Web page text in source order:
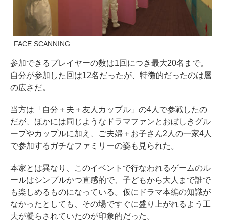
FACE SCANNING
参加できるプレイヤーの数は1回につき最大20名まで。
自分が参加した回は12名だったが、特徴的だったのは層
の広さだ。
当方は「自分＋夫＋友人カップル」の4人で参戦したの
だが、ほかには同じようなドラマファンとおぼしきグル
ープやカップルに加え、ご夫婦＋お子さん2人の一家4人
で参加するガチなファミリーの姿も見られた。
本家とは異なり、このイベントで行なわれるゲームのル
ールはシンプルかつ直感的で、子どもから大人まで誰で
も楽しめるものになっている。仮にドラマ本編の知識が
なかったとしても、その場ですぐに盛り上がれるよう工
夫が凝らされていたのが印象的だった。